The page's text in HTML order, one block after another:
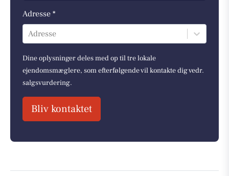
Adresse *
Adresse
Dine oplysninger deles med op til tre lokale
ejendomsmæglere, som efterfølgende vil kontakte dig vedr.
salgsvurdering.
Bliv kontaktet